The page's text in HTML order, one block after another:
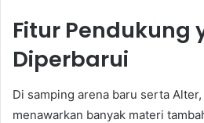
Fitur Pendukung
Diperbarui
Di samping arena baru serta
menawarkan banyak materi